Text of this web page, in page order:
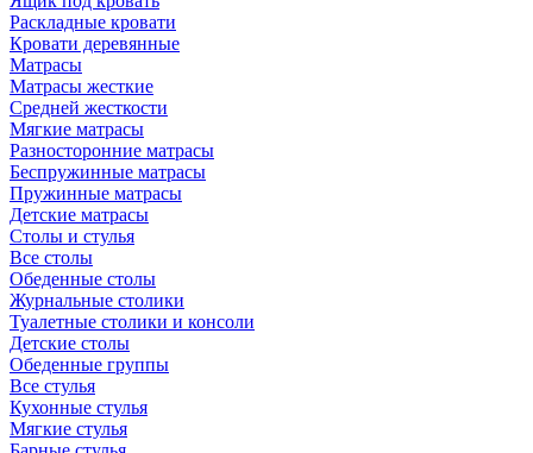
Раскладные кровати
Кровати деревянные
Матрасы
Матрасы жесткие
Средней жесткости
Мягкие матрасы
Разносторонние матрасы
Беспружинные матрасы
Пружинные матрасы
Детские матрасы
Столы и стулья
Все столы
Обеденные столы
Журнальные столики
Туалетные столики и консоли
Детские столы
Обеденные группы
Все стулья
Кухонные стулья
Мягкие стулья